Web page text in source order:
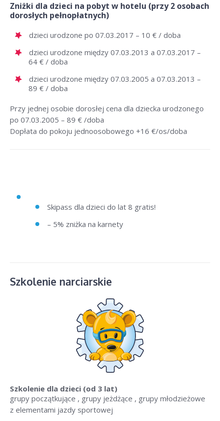
Zniżki dla dzieci na pobyt w hotelu (przy 2 osobach
dorosłych pełnopłatnych)
dzieci urodzone po 07.03.2017 – 10 € / doba
dzieci urodzone między 07.03.2013 a 07.03.2017 –
64 € / doba
dzieci urodzone między 07.03.2005 a 07.03.2013 –
89 € / doba
Przy jednej osobie dorosłej cena dla dziecka urodzonego
po 07.03.2005 – 89 € /doba
Dopłata do pokoju jednoosobowego +16 €/os/doba
Skipass dla dzieci do lat 8 gratis!
– 5% zniżka na karnety
Szkolenie narciarskie
Szkolenie dla dzieci (od 3 lat)
grupy początkujące , grupy jeżdżące , grupy młodzieżowe
z elementami jazdy sportowej